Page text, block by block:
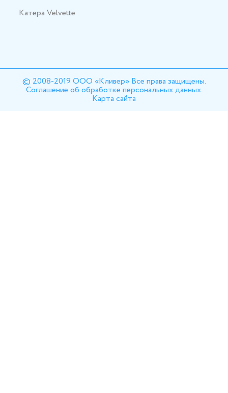
Катера Velvette
© 2008-2019 ООО «Кливер» Все права защищены.
Соглашение об обработке персональных данных.
Карта сайта